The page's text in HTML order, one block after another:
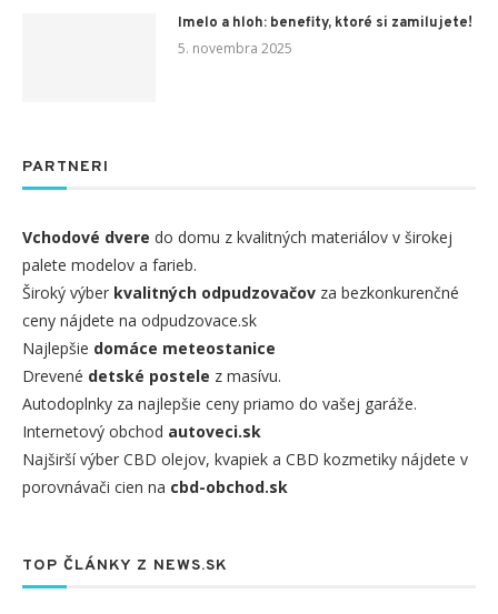
Imelo a hloh: benefity, ktoré si zamilujete!
5. novembra 2025
PARTNERI
Vchodové dvere do domu z kvalitných materiálov v širokej
palete modelov a farieb.
Široký výber kvalitných odpudzovačov za bezkonkurenčné
ceny nájdete na odpudzovace.sk
Najlepšie domáce meteostanice
Drevené detské postele z masívu.
Autodoplnky za najlepšie ceny priamo do vašej garáže.
Internetový obchod autoveci.sk
Najširší výber CBD olejov, kvapiek a CBD kozmetiky nájdete v
porovnávači cien na cbd-obchod.sk
TOP ČLÁNKY Z NEWS.SK